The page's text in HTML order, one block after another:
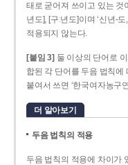
태로 굳어져 쓰이고 있는 것
년도], [구ː년도]이며 ‘신년­-
적용되지 않는다.
[붙임 3] 둘 이상의 단어로
합된 각 단어를 두음 법칙에
붙여서 쓰면 ‘한국여자농구
더 알아보기
두음 법칙의 적용
두음 법칙의 적용에 차이가